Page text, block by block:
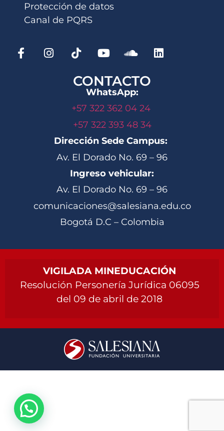
Protección de datos
Canal de PQRS
CONTACTO
WhatsApp:
+57 322 362 04 24
+57 322 393 48 34
Dirección Sede Campus:
Av. El Dorado No. 69 – 96
Ingreso vehicular:
Av. El Dorado No. 69 – 96
comunicaciones@salesiana.edu.co
Bogotá D.C – Colombia
VIGILADA MINEDUCACIÓN
Resolución Personería Jurídica 06095
del 09 de abril de 2018